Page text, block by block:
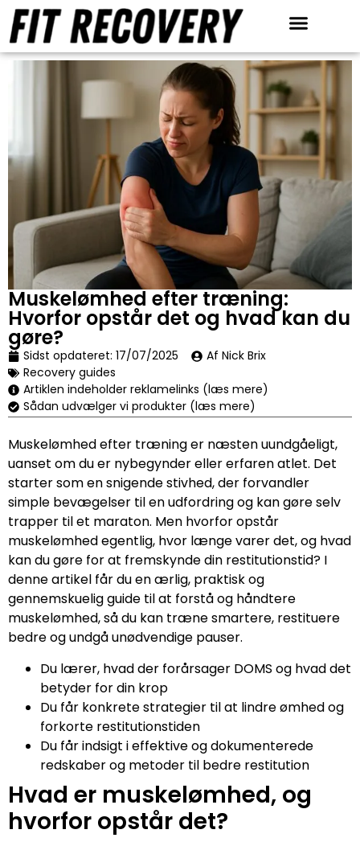
Muskelømhed efter træning:
Hvorfor opstår det og hvad kan du
gøre?
Sidst opdateret: 17/07/2025
Af Nick Brix
Recovery guides
Artiklen indeholder reklamelinks (læs mere)
Sådan udvælger vi produkter (læs mere)
Muskelømhed efter træning er næsten uundgåeligt,
uanset om du er nybegynder eller erfaren atlet. Det
starter som en snigende stivhed, der forvandler
simple bevægelser til en udfordring og kan gøre selv
trapper til et maraton. Men hvorfor opstår
muskelømhed egentlig, hvor længe varer det, og hvad
kan du gøre for at fremskynde din restitutionstid? I
denne artikel får du en ærlig, praktisk og
gennemskuelig guide til at forstå og håndtere
muskelømhed, så du kan træne smartere, restituere
bedre og undgå unødvendige pauser.
Du lærer, hvad der forårsager DOMS og hvad det
betyder for din krop
Du får konkrete strategier til at lindre ømhed og
forkorte restitutionstiden
Du får indsigt i effektive og dokumenterede
redskaber og metoder til bedre restitution
Hvad er muskelømhed, og
hvorfor opstår det?